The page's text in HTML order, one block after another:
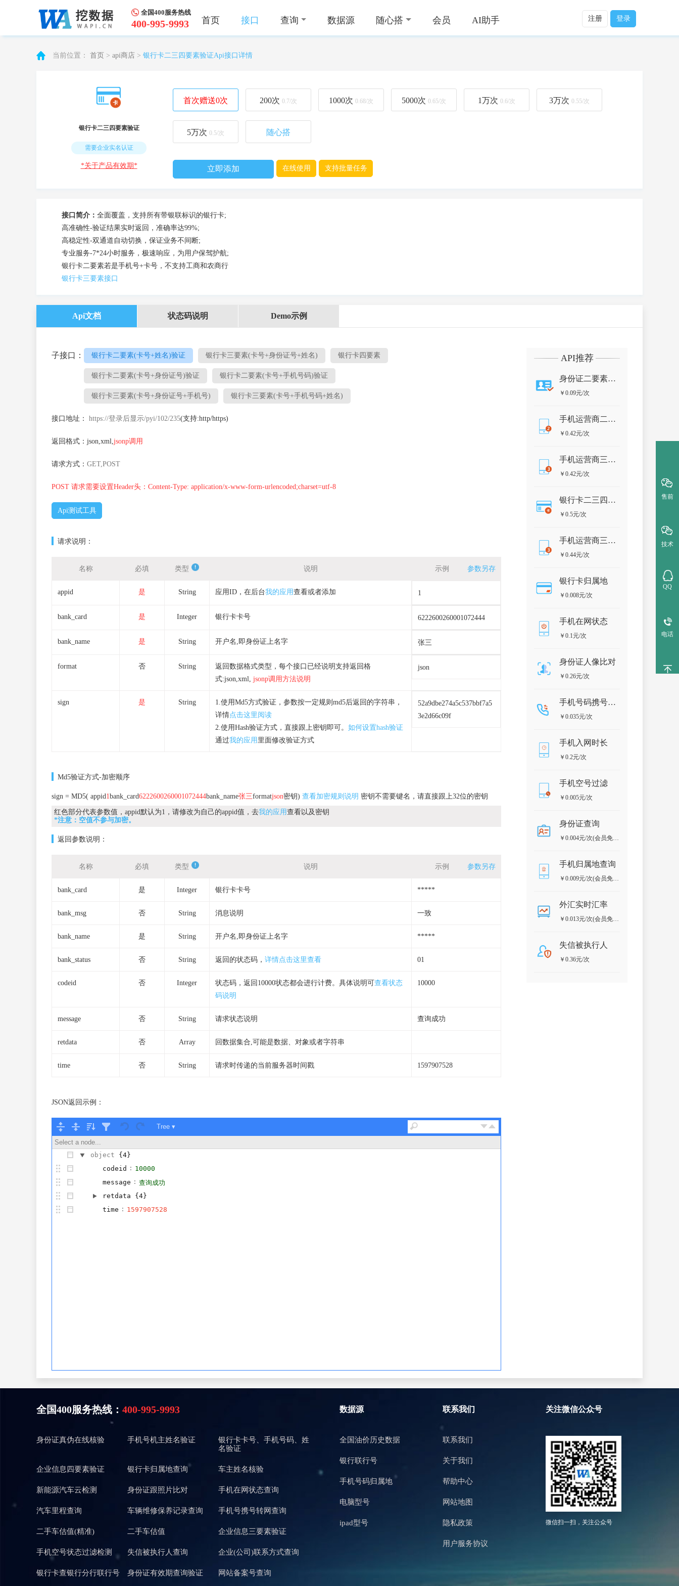
全国400服务热线
400-995-9993 首页 接口 查询 数据源 随心搭 会员 AI助手 注册 登录
当前位置： 首页 > api商店 > 银行卡二三四要素验证Api接口详情
银行卡二三四要素验证
需要企业实名认证
*关于产品有效期*
首次赠送0次 200次 0.7/次 1000次 0.68/次 5000次 0.65/次 1万次 0.6/次 3万次 0.55/次
5万次 0.5/次 随心搭
立即添加 在线使用 支持批量任务
接口简介： 全面覆盖，支持所有带银联标识的银行卡;
高准确性-验证结果实时返回，准确率达99%;
高稳定性-双通道自动切换，保证业务不间断;
专业服务-7*24小时服务，极速响应，为用户保驾护航;
银行卡二要素若是手机号+卡号，不支持工商和农商行
银行卡三要素接口
Api文档 状态码说明 Demo示例
API推荐
身份证二要素实名认证
￥0.09元/次
手机运营商二要素
￥0.42元/次
手机运营商三要素
￥0.42元/次
银行卡二三四要素验证
￥0.5元/次
手机运营商三要素-详情版
￥0.44元/次
银行卡归属地
￥0.008元/次
手机在网状态
￥0.1元/次
身份证人像比对
￥0.26元/次
手机号码携号转网
￥0.035元/次
手机入网时长
￥0.2元/次
手机空号过滤
￥0.005元/次
身份证查询
￥0.004元/次(会员免
手机归属地查询
￥0.009元/次(会员免
外汇实时汇率
￥0.013元/次(会员免
失信被执行人
￥0.36元/次
子接口： 银行卡二要素(卡号+姓名)验证 银行卡三要素(卡号+身份证号+姓名) 银行卡四要素
银行卡二要素(卡号+身份证号)验证 银行卡二要素(卡号+手机号码)验证
银行卡三要素(卡号+身份证号+手机号) 银行卡三要素(卡号+手机号码+姓名)
接口地址： https://登录后显示/pyi/102/235(支持:http/https)
返回格式：json,xml, jsonp调用
请求方式： GET,POST
POST 请求需要设置Header头：Content-Type: application/x-www-form-urlencoded;charset=utf-8
Api测试工具
请求说明：
名称 必填 类型 说明 示例 参数另存
appid 是 String 应用ID，在后台我的应用查看或者添加 1
bank_card 是 Integer 银行卡卡号 6222600260001072444
bank_name 是 String 开户名,即身份证上名字 张三
format 否 String
返回数据格式类型，每个接口已经说明支持返回格
式:json,xml, jsonp调用方法说明
json
sign 是 String
1.使用Md5方式验证，参数按一定规则md5后返回的字符串，
详情点击这里阅读
2.使用Hash验证方式，直接跟上密钥即可。 如何设置hash验证
通过我的应用 里面修改验证方式
52a9dbe274a5c537bbf7a5
3e2d66c09f
Md5验证方式-加密顺序
sign = MD5( appid1bank_card6222600260001072444bank_name张三formatjson密钥) 查看加密规则说明 密钥不需要键名，请直接跟上32位的密钥
红色部分代表参数值，appid默认为1，请修改为自己的appid值，去我的应用查看以及密钥
*注意：空值不参与加密。
返回参数说明：
名称 必填 类型 说明 示例 参数另存
bank_card 是 Integer 银行卡卡号 *****
bank_msg 否 String 消息说明 一致
bank_name 是 String 开户名,即身份证上名字 *****
bank_status 否 String 返回的状态码， 详情点击这里查看 01
codeid 否 Integer 状态码，返回10000状态都会进行计费。具体说明可查看状态
码说明
10000
message 否 String 请求状态说明 查询成功
retdata 否 Array 回数据集合,可能是数据、对象或者字符串
time 否 String 请求时传递的当前服务器时间戳 1597907528
JSON返回示例：
Tree ▾
Select a node...
object
{4}
codeid : 10000
message : 查询成功
retdata
{4}
time : 1597907528
全国400服务热线： 400-995-9993
身份证真伪在线核验 手机号机主姓名验证
银行卡卡号、手机号码、姓
名验证
企业信息四要素验证 银行卡归属地查询 车主姓名核验
新能源汽车云检测 身份证跟照片比对 手机在网状态查询
汽车里程查询 车辆维修保养记录查询 手机号携号转网查询
二手车估值(精准) 二手车估值 企业信息三要素验证
手机空号状态过滤检测 失信被执行人查询 企业(公司)联系方式查询
银行卡查银行分行联行号 身份证有效期查询验证 网站备案号查询
数据源
全国油价历史数据
银行联行号
手机号码归属地
电脑型号
ipad型号
联系我们
联系我们
关于我们
帮助中心
网站地图
隐私政策
用户服务协议
关注微信公众号
微信扫一扫，关注公众号
售前
技术
QQ
电话